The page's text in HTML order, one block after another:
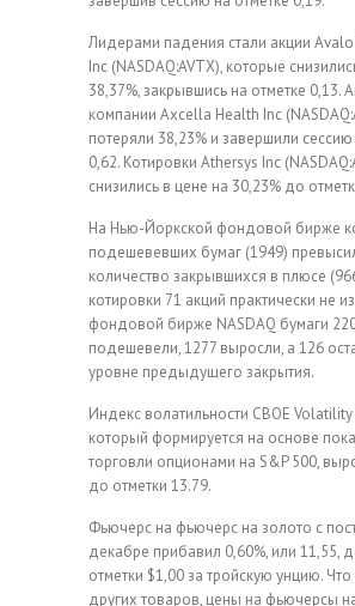
Лидерами падения стали акции
Inc (NASDAQ:AVTX), которые
38,37%, закрывшись на отметке 0,13.
компании Axcella Health Inc
потеряли 38,23% и завершили
0,62. Котировки Athersys Inc
снизились в цене на 30,23% до
На Нью-Йоркской фондовой бирже
подешевевших бумаг (1949)
количество закрывшихся в плюсе
котировки 71 акций практически не
фондовой бирже NASDAQ бумаги
подешевели, 1277 выросли, a 126
уровне предыдущего закрытия.
Индекс волатильности CBOE
который формируется на основе
торговли опционами на S&P 500,
до отметки 13.79.
Фьючерс на фьючерс на золото с
декабре прибавил 0,60%, или 11,55,
отметки $1,00 за тройскую унцию. Что
других товаров, цены на фьючерсы